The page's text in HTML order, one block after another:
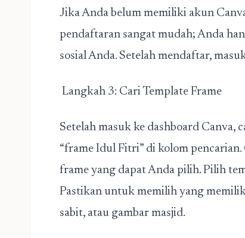
Jika Anda belum memiliki akun
pendaftaran sangat mudah; Anda
sosial Anda. Setelah mendaftar,
Langkah 3: Cari Template Frame
Setelah masuk ke dashboard Canva,
“frame Idul Fitri” di kolom
frame yang dapat Anda pilih. Pilih
Pastikan untuk memilih yang
sabit, atau gambar masjid.